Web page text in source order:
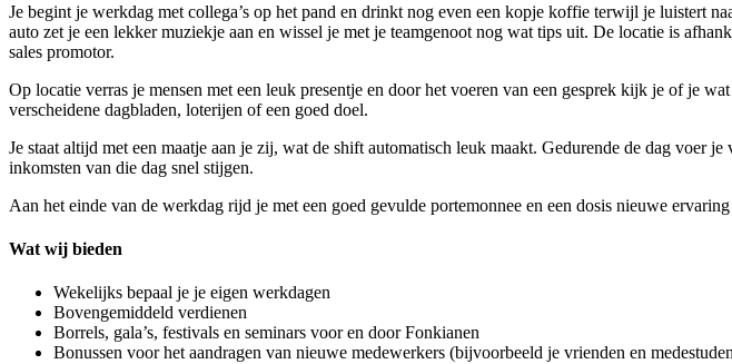
Je begint je werkdag met collega’s op het pand en drinkt nog even een kopje koffie terwijl je luistert
auto zet je een lekker muziekje aan en wissel je met je teamgenoot nog wat tips uit. De locatie is
sales promotor.
Op locatie verras je mensen met een leuk presentje en door het voeren van een gesprek kijk je of je
verscheidene dagbladen, loterijen of een goed doel.
Je staat altijd met een maatje aan je zij, wat de shift automatisch leuk maakt. Gedurende de dag voer
inkomsten van die dag snel stijgen.
Aan het einde van de werkdag rijd je met een goed gevulde portemonnee en een dosis nieuwe
Wat wij bieden
Wekelijks bepaal je je eigen werkdagen
Bovengemiddeld verdienen
Borrels, gala’s, festivals en seminars voor en door Fonkianen
Bonussen voor het aandragen van nieuwe medewerkers (bijvoorbeeld je vrienden en